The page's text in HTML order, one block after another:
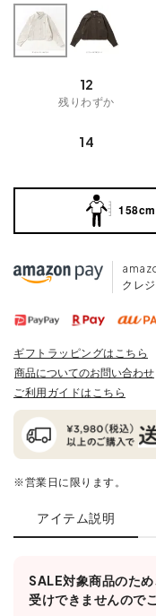
12
残りわずか
14
クレ
ギフトラッピングはこちら
商品についてのお問い合わせ
ご利用ガイドはこちら
※営業日に限ります。
アイテム説明
SALE対象商品のた
受けできませんので